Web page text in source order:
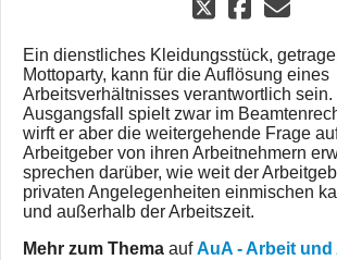
Ein dienstliches Kleidungsstück,
Mottoparty, kann für die Auflösung eines
Arbeitsverhältnisses verantwortlich sein.
Ausgangsfall spielt zwar im
wirft er aber die weitergehende Frage
Arbeitgeber von ihren Arbeitnehmern
sprechen darüber, wie weit der
privaten Angelegenheiten einmischen
und außerhalb der Arbeitszeit.
Mehr zum Thema aufAuA - Arbeit